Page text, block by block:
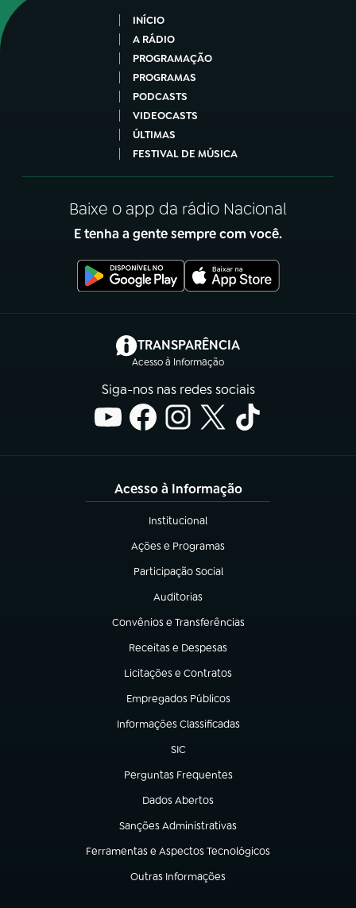
INÍCIO
A RÁDIO
PROGRAMAÇÃO
PROGRAMAS
PODCASTS
VIDEOCASTS
ÚLTIMAS
FESTIVAL DE MÚSICA
Baixe o app da rádio Nacional
E tenha a gente sempre com você.
TRANSPARÊNCIA
Acesso à Informação
(abre em nova aba)
Siga-nos nas redes sociais
Acesso à Informação
Institucional
(abre em nova aba)
Ações e Programas
(abre em nova aba)
Participação Social
(abre em nova aba)
Auditorias
(abre em nova aba)
Convênios e Transferências
(abre em nova aba)
Receitas e Despesas
(abre em nova aba)
Licitações e Contratos
(abre em nova aba)
Empregados Públicos
(abre em nova aba)
Informações Classificadas
(abre em nova aba)
SIC
(abre em nova aba)
Perguntas Frequentes
(abre em nova aba)
Dados Abertos
(abre em nova aba)
Sanções Administrativas
(abre em nova aba)
Ferramentas e Aspectos Tecnológicos
(abre em nova aba)
Outras Informações
(abre em nova aba)